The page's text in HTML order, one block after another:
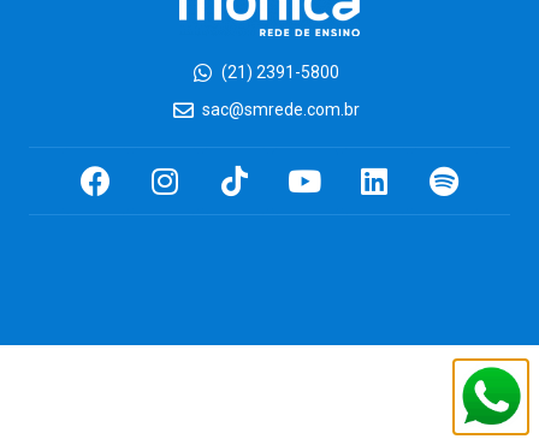
(21) 2391-5800
sac@smrede.com.br